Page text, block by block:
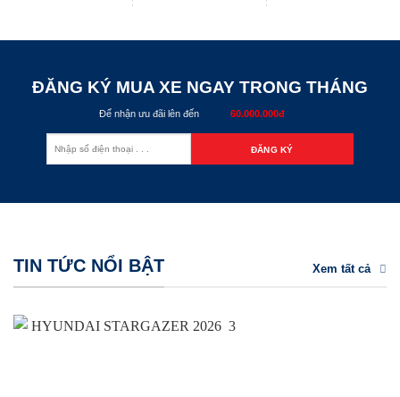
ĐĂNG KÝ MUA XE NGAY TRONG THÁNG
Để nhận ưu đãi lên đến 60.000.000đ
TIN TỨC NỔI BẬT Xem tất cả